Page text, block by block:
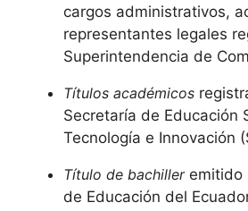
cargos administrativos,
representantes legales
Superintendencia de
Títulos académicos
Secretaría de Educación
Tecnología e Innovación
Título de bachilleremitido
de Educación del